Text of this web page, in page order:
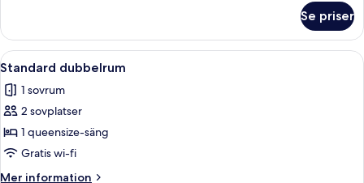
2
enkelsängar
dubbelrum
eller
tvåbäddsrum
2
enkelsängar
Se priser
Öppna
alla
foton
för
Standard
dubbelrum
Ett hotellrum med en säng, ett
1
Standard dubbelrum
1 sovrum
2 sovplatser
1 queensize-säng
Gratis wi-fi
Mer information
Mer